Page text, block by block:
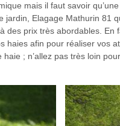
mais il faut savoir
jardin, Elagage Mathurin 81
des prix très abordables. En
haies afin pour réaliser vos
; n’allez pas très loin